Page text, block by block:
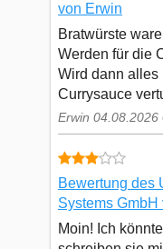
von Erwin
Bratwürste
Werden für die
Wird dann alles
Currysauce
Erwin 04.08.2026
Bewertung des
Systems
Moin! Ich